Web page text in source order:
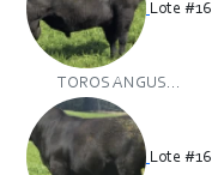
Lote #16
TOROS ANGUS...
Lote #16